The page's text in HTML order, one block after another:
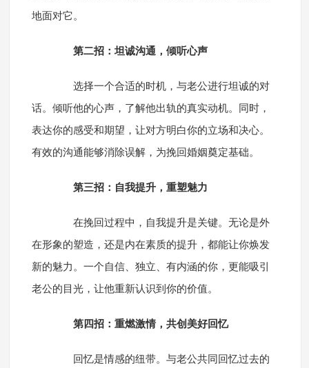
地面对它。
第二招：坦诚沟通，倾听心声
选择一个合适的时机，与老公进行坦诚的对
话。倾听他的心声，了解他出轨的真实动机。同时，
表达你的感受和期望，让对方明白你的立场和决心。
有效的沟通能够消除误解，为挽回婚姻奠定基础。
第三招：自我提升，重塑魅力
在挽回过程中，自我提升是关键。无论是外
在形象的塑造，还是内在素质的提升，都能让你焕发
新的魅力。一个自信、独立、有内涵的你，更能吸引
老公的目光，让他重新认识到你的价值。
第四招：重燃激情，共创美好回忆
回忆是情感的纽带。与老公共同回忆过去的